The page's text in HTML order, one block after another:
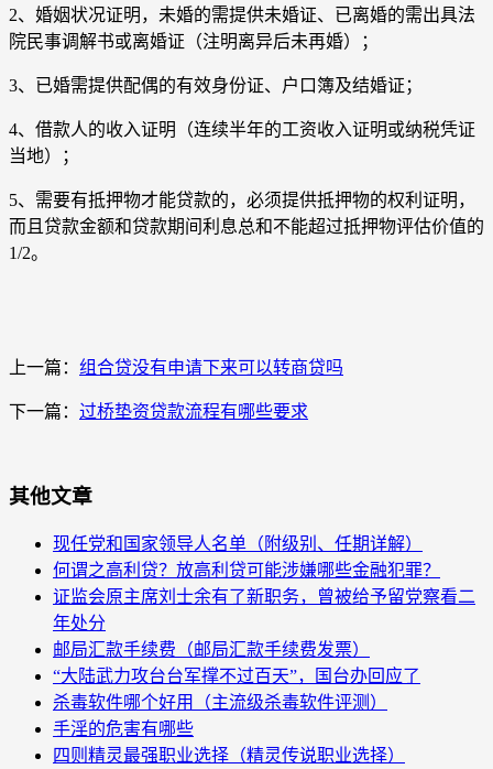
2、婚姻状况证明，未婚的需提供未婚证、已离婚的需出具法
院民事调解书或离婚证（注明离异后未再婚）；
3、已婚需提供配偶的有效身份证、户口簿及结婚证；
4、借款人的收入证明（连续半年的工资收入证明或纳税凭证
当地）；
5、需要有抵押物才能贷款的，必须提供抵押物的权利证明，
而且贷款金额和贷款期间利息总和不能超过抵押物评估价值的
1/2。
上一篇： 组合贷没有申请下来可以转商贷吗
下一篇： 过桥垫资贷款流程有哪些要求
其他文章
现任党和国家领导人名单（附级别、任期详解）
何谓之高利贷？放高利贷可能涉嫌哪些金融犯罪？
证监会原主席刘士余有了新职务，曾被给予留党察看二
年处分
邮局汇款手续费（邮局汇款手续费发票）
“大陆武力攻台台军撑不过百天”，国台办回应了
杀毒软件哪个好用（主流级杀毒软件评测）
手淫的危害有哪些
四则精灵最强职业选择（精灵传说职业选择）